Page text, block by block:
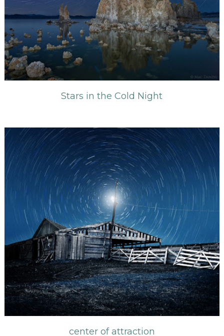
Stars in the Cold Night
center of attraction